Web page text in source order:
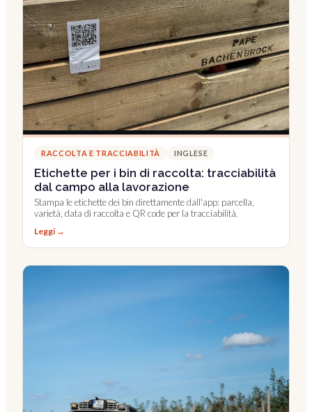
RACCOLTA E TRACCIABILITÀ INGLESE
Etichette per i bin di raccolta: tracciabilità
dal campo alla lavorazione
Stampa le etichette dei bin direttamente dall'app: parcella,
varietà, data di raccolta e QR code per la tracciabilità.
Leggi →